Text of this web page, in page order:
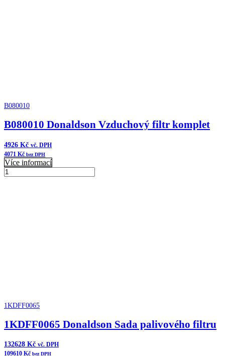
B080010
B080010 Donaldson Vzduchový filtr komplet
4926 Kč vč. DPH
4071 Kč bez DPH
Více informací
B080010
1KDFF0065
1KDFF0065 Donaldson Sada palivového filtru
132628 Kč vč. DPH
109610 Kč bez DPH